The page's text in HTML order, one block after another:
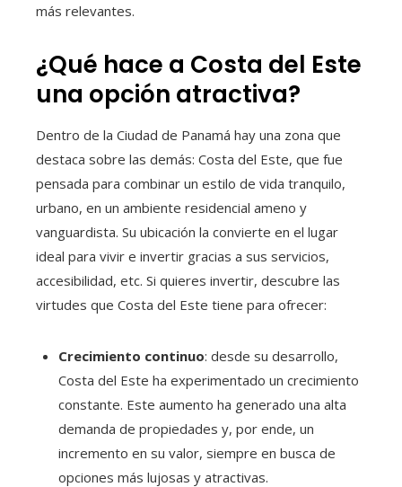
más relevantes.
¿Qué hace a Costa del Este
una opción atractiva?
Dentro de la Ciudad de Panamá hay una zona que
destaca sobre las demás: Costa del Este, que fue
pensada para combinar un estilo de vida tranquilo,
urbano, en un ambiente residencial ameno y
vanguardista. Su ubicación la convierte en el lugar
ideal para vivir e invertir gracias a sus servicios,
accesibilidad, etc. Si quieres invertir, descubre las
virtudes que Costa del Este tiene para ofrecer:
Crecimiento continuo: desde su desarrollo,
Costa del Este ha experimentado un crecimiento
constante. Este aumento ha generado una alta
demanda de propiedades y, por ende, un
incremento en su valor, siempre en busca de
opciones más lujosas y atractivas.